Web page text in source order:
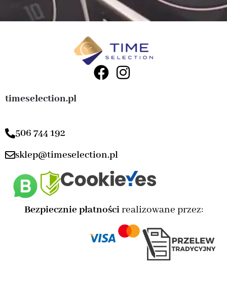
timeselection.pl
506 744 192
sklep@timeselection.pl
Bezpiecznie płatnościrealizowane przez: